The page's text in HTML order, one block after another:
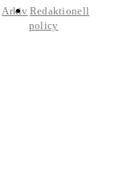
Arkiv Redaktionell
policy